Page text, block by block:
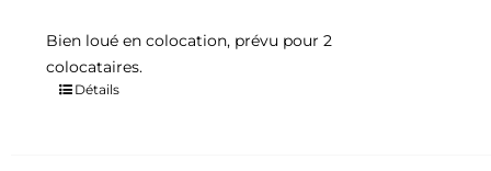
Bien loué en colocation, prévu pour 2
colocataires.
Détails